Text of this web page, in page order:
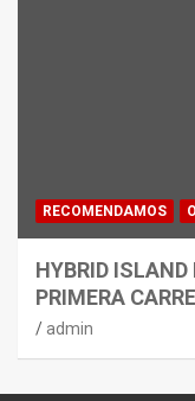
RECOMENDAMOS
HYBRID
PRIMERA
admin